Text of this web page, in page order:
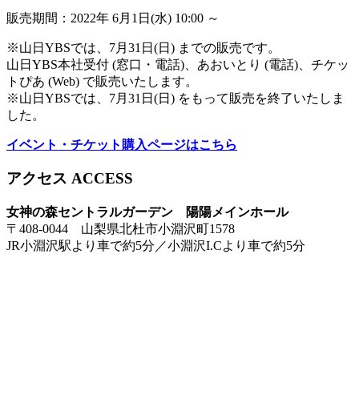
販売期間：2022年 6月1日(水) 10:00 ～
※山日YBSでは、7月31日(日) までの販売です。
山日YBS本社受付 (窓口・電話)、あおいとり (電話)、チケッ
トぴあ (Web) で販売いたします。
※山日YBSでは、7月31日(日) をもって販売を終了いたしま
した。
イベント・チケット購入ページはこちら
アクセス ACCESS
女神の森セントラルガーデン 陽陽メインホール
〒408-0044 山梨県北杜市小淵沢町1578
JR小淵沢駅より車で約5分／小淵沢I.Cより車で約5分